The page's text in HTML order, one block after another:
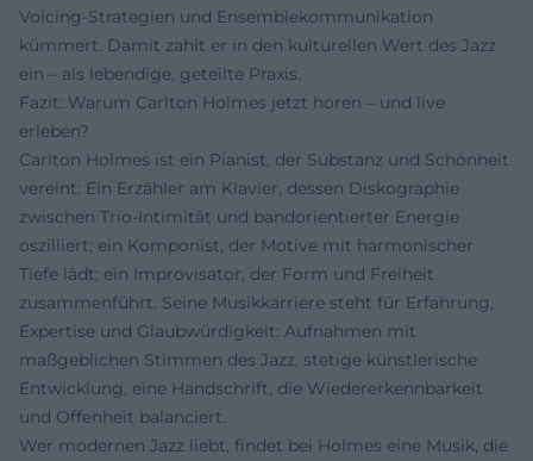
Voicing‑Strategien und Ensemblekommunikation
kümmert. Damit zahlt er in den kulturellen Wert des Jazz
ein – als lebendige, geteilte Praxis.
Fazit: Warum Carlton Holmes jetzt hören – und live
erleben?
Carlton Holmes ist ein Pianist, der Substanz und Schönheit
vereint: Ein Erzähler am Klavier, dessen Diskographie
zwischen Trio‑Intimität und bandorientierter Energie
oszilliert; ein Komponist, der Motive mit harmonischer
Tiefe lädt; ein Improvisator, der Form und Freiheit
zusammenführt. Seine Musikkarriere steht für Erfahrung,
Expertise und Glaubwürdigkeit: Aufnahmen mit
maßgeblichen Stimmen des Jazz, stetige künstlerische
Entwicklung, eine Handschrift, die Wiedererkennbarkeit
und Offenheit balanciert.
Wer modernen Jazz liebt, findet bei Holmes eine Musik, die